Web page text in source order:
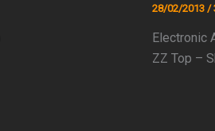
28/02/2013 /
Electronic
ZZ Top –